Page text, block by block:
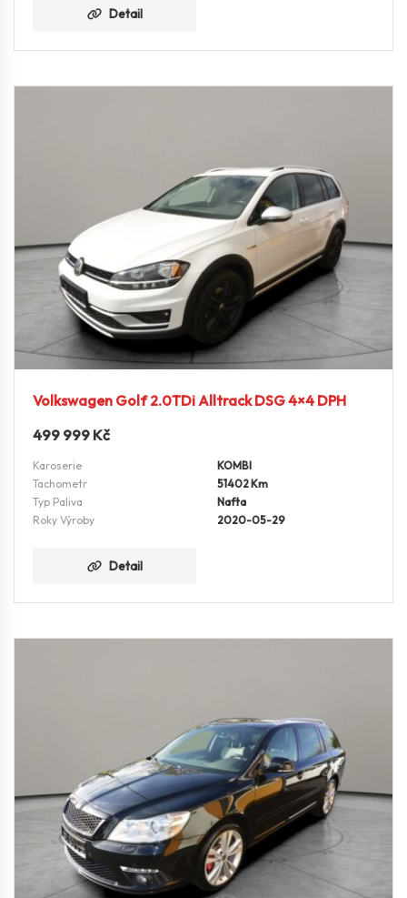
Detail
Volkswagen Golf 2.0TDi Alltrack DSG 4×4 DPH
499 999 Kč
Karoserie
KOMBI
Tachometr
51402 Km
Typ Paliva
Nafta
Roky Výroby
2020-05-29
Detail